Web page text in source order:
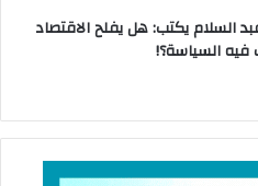
السلام يكتب: هل يفلح الاقتصاد
السياسة؟!